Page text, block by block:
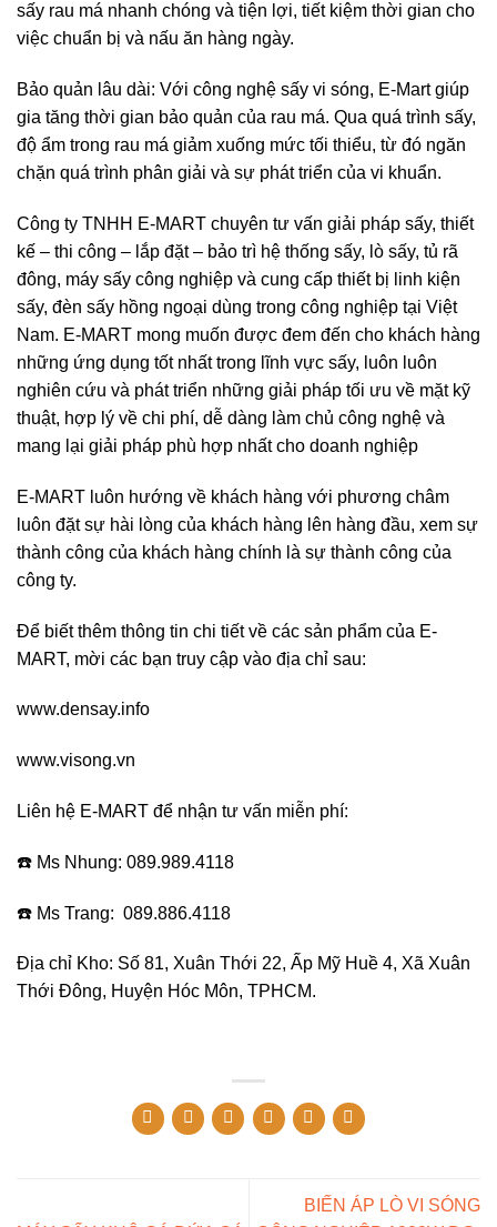
sấy rau má nhanh chóng và tiện lợi, tiết kiệm thời gian cho
việc chuẩn bị và nấu ăn hàng ngày.
Bảo quản lâu dài: Với công nghệ sấy vi sóng, E-Mart giúp
gia tăng thời gian bảo quản của rau má. Qua quá trình sấy,
độ ẩm trong rau má giảm xuống mức tối thiểu, từ đó ngăn
chặn quá trình phân giải và sự phát triển của vi khuẩn.
Công ty TNHH E-MART chuyên tư vấn giải pháp sấy, thiết
kế – thi công – lắp đặt – bảo trì hệ thống sấy, lò sấy, tủ rã
đông, máy sấy công nghiệp và cung cấp thiết bị linh kiện
sấy, đèn sấy hồng ngoại dùng trong công nghiệp tại Việt
Nam. E-MART mong muốn được đem đến cho khách hàng
những ứng dụng tốt nhất trong lĩnh vực sấy, luôn luôn
nghiên cứu và phát triển những giải pháp tối ưu về mặt kỹ
thuật, hợp lý về chi phí, dễ dàng làm chủ công nghệ và
mang lại giải pháp phù hợp nhất cho doanh nghiệp
E-MART luôn hướng về khách hàng với phương châm
luôn đặt sự hài lòng của khách hàng lên hàng đầu, xem sự
thành công của khách hàng chính là sự thành công của
công ty.
Để biết thêm thông tin chi tiết về các sản phẩm của E-
MART, mời các bạn truy cập vào địa chỉ sau:
www.densay.info
www.visong.vn
Liên hệ E-MART để nhận tư vấn miễn phí:
☎️ Ms Nhung: 089.989.4118
☎️ Ms Trang: 089.886.4118
Địa chỉ Kho: Số 81, Xuân Thới 22, Ấp Mỹ Huề 4, Xã Xuân
Thới Đông, Huyện Hóc Môn, TPHCM.
BIẾN ÁP LÒ VI SÓNG